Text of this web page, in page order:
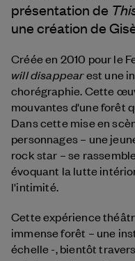
présentation de
une création de
Créée en 2010 pour le
will disappearest une
chorégraphie. Cette
mouvantes d'une forêt
Dans cette mise en
personnages – une
rock star – se
évoquant la lutte
l'intimité.
Cette expérience
immense forêt – une
échelle -, bientôt